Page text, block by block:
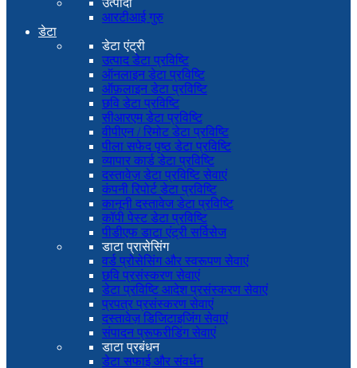
उत्पादों
आरटीआई गुरु
डेटा
डेटा एंट्री
उत्पाद डेटा प्रविष्टि
ऑनलाइन डेटा प्रविष्टि
ऑफ़लाइन डेटा प्रविष्टि
छवि डेटा प्रविष्टि
सीआरएम डेटा प्रविष्टि
वीपीएन / रिमोट डेटा प्रविष्टि
पीला सफेद पृष्ठ डेटा प्रविष्टि
व्यापार कार्ड डेटा प्रविष्टि
दस्तावेज़ डेटा प्रविष्टि सेवाएं
कंपनी रिपोर्ट डेटा प्रविष्टि
कानूनी दस्तावेज डेटा प्रविष्टि
कॉपी पेस्ट डेटा प्रविष्टि
पीडीएफ डाटा एंट्री सर्विसेज
डाटा प्रासेसिंग
वर्ड प्रोसेसिंग और स्वरूपण सेवाएं
छवि प्रसंस्करण सेवाएं
डेटा प्रविष्टि आदेश प्रसंस्करण सेवाएं
प्रपत्र प्रसंस्करण सेवाएं
दस्तावेज़ डिजिटाइजिंग सेवाएं
संपादन प्रूफरीडिंग सेवाएं
डाटा प्रबंधन
डेटा सफाई और संवर्धन